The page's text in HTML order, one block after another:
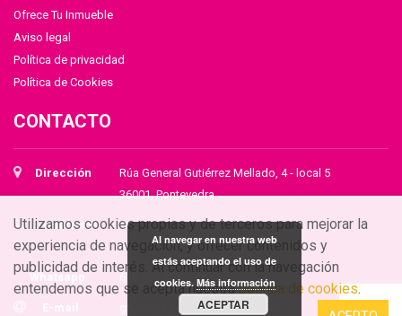
Ofrece Tu Inmueble
Aviso legal
Política de privacidad
Política de Cookies
CONTACTO
Dirección
Rúa General Gutiérrez Mellado, 4 - local 5
36001, Pontevedra
Teléfonos
986 102 454
616 930 857
Whatsapp 616 930 857
E-mail grupo@agenciabolboreta.com
Utilizamos cookies propias y de terceros para mejorar la
experiencia de navegación, y ofrecer contenidos y
publicidad de interés. Al continuar con la navegación
entendemos que se acepta nuestrapolítica de cookies.
Al navegar en nuestra web
estás aceptando el uso de
cookies. Más información
ACEPTAR